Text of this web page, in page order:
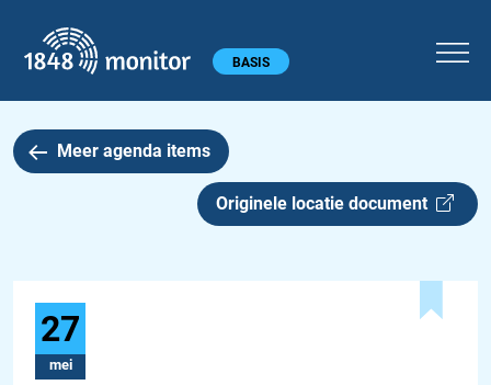
Hoofdmenu BASIS
Meer agenda items
Originele locatie document
27
mei